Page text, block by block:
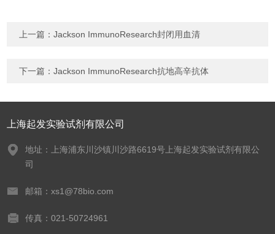
上一篇：Jackson ImmunoResearch封闭用血清
下一篇：Jackson ImmunoResearch抗地高辛抗体
上海起发实验试剂有限公司
地址：上海浦东川沙镇川沙路6619号上海起发实验试剂有限公
司
邮箱：xs1@78bio.com
传真：021-50724961